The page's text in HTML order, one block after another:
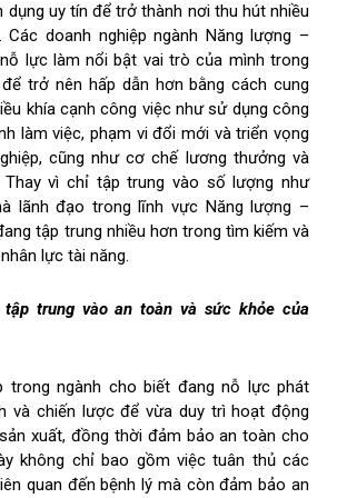
dụng uy tín để trở thành nơi thu hút nhiều
Các doanh nghiệp ngành Năng lượng –
lực làm nổi bật vai trò của mình trong
trở nên hấp dẫn hơn bằng cách cung
khía cạnh công việc như sử dụng công
làm việc, phạm vi đổi mới và triển vọng
cũng như cơ chế lương thưởng và
Thay vì chỉ tập trung vào số lượng như
lãnh đạo trong lĩnh vực Năng lượng –
tập trung nhiều hơn trong tìm kiếm và
lực tài năng.
trung vào an toàn và sức khỏe của
trong ngành cho biết đang nỗ lực phát
và chiến lược để vừa duy trì hoạt động
xuất, đồng thời đảm bảo an toàn cho
không chỉ bao gồm việc tuân thủ các
quan đến bệnh lý mà còn đảm bảo an